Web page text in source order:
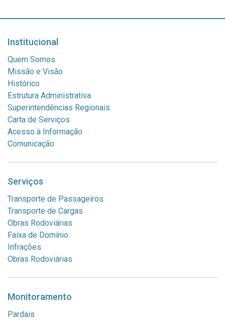
KM 4,1
Câmera da Rodovia
ERS-124 Montenegro KM 29,6
ERS-124
Montenegro - RS
Câmera da Rodovia
KM 9
Câmera da Rodovia
ERS-401 São Jerônimo KM 10,3
ERS-401 - São Jerônimo
KM 10,3
RSC-287 Montenegro KM 3
Institucional
Quem Somos
Missão e Visão
Histórico
Estrutura Administrativa
Superintendências Regionais
Carta de Serviços
Acesso à Informação
Comunicação
Serviços
Transporte de Passageiros
Transporte de Cargas
Obras Rodoviárias
Faixa de Domínio
Infrações
Obras Rodoviárias
Monitoramento
Pardais